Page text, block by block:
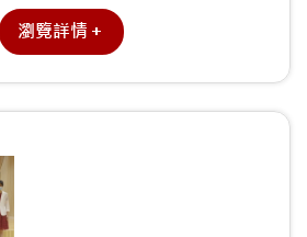
瀏覽詳情＋